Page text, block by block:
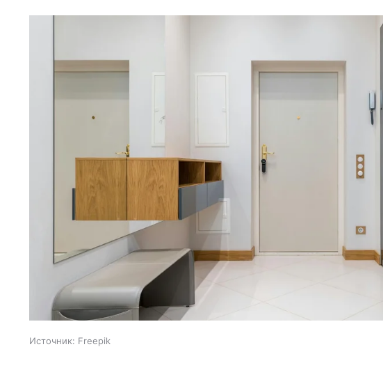
Источник: Freepik